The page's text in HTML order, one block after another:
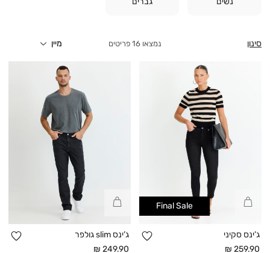
סינון 16 פריטים
Final Sale
קנייה
מהירה
ג’ינס סקיני
הוספה
למועדפים
מחיר
259.90 ₪
קנייה
מהירה
ג’ינס slim גולפר
מחיר
249.90 ₪